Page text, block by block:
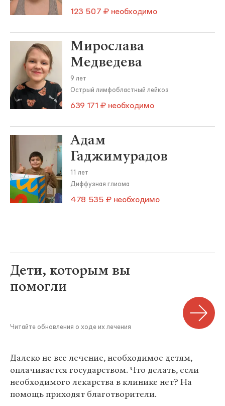
123 507 ₽ необходимо
Мирослава
Медведева
9 лет
Острый лимфобластный лейкоз
639 171 ₽ необходимо
Адам
Гаджимурадов
11 лет
Диффузная глиома
478 535 ₽ необходимо
Дети, которым вы
помогли
Читайте обновления о ходе их лечения
Далеко не все лечение, необходимое детям,
оплачивается государством. Что делать, если
необходимого лекарства в клинике нет? На
помощь приходят благотворители.